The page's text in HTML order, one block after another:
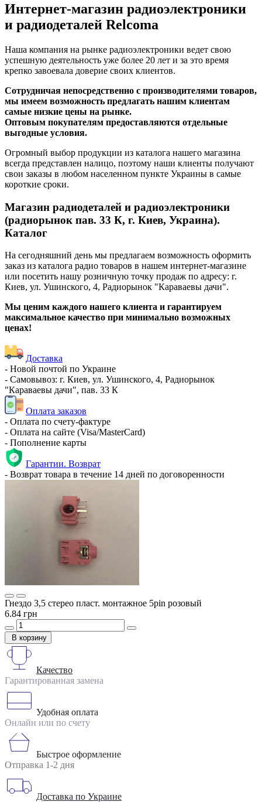
Интернет-магазин радиоэлектроники
и радиодеталей Relcoma
Наша компания на рынке радиоэлектроники ведет свою
успешную деятельность уже более 20 лет и за это время
крепко завоевала доверие своих клиентов.
Сотрудничая непосредственно с производителями товаров,
мы имеем возможность предлагать нашим клиентам
самые низкие цены на рынке.
Оптовым покупателям предоставляются отдельные
выгодные условия.
Огромный выбор продукции из каталога нашего магазина
всегда представлен налицо, поэтому наши клиенты получают
свои заказы в любом населенном пункте Украины в самые
короткие сроки.
Магазин радиодеталей и радиоэлектроники
(радиорынок пав. 33 К, г. Киев, Украина).
Каталог
На сегодняшний день мы предлагаем возможность оформить
заказ из каталога радио товаров в нашем интернет-магазине
или посетить нашу розничную точку продаж по адресу: г.
Киев, ул. Ушинского, 4, Радиорынок "Караваевы дачи".
Мы ценим каждого нашего клиента и гарантируем
максимальное качество при минимально возможных
ценах!
Доставка
- Новой почтой по Украине
- Самовывоз: г. Киев, ул. Ушинского, 4, Радиорынок
"Караваевы дачи", пав. 33 К
Оплата заказов
- Оплата по счету-фактуре
- Оплата на сайте (Visa/MasterCard)
- Пополнение карты
Гарантии. Возврат
- Возврат товара в течение 14 дней по договоренности
Гнездо 3,5 стерео пласт. монтажное 5pin розовый
6.84 грн
В корзину
Качество
Гарантированная замена
Удобная оплата
Онлайн или по счету
Быстрое оформление
Отправка 1-2 дня
Доставка по Украине